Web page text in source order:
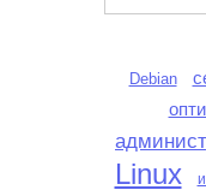
Debian
Linux